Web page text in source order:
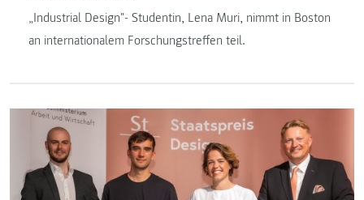
„Industrial Design"- Studentin, Lena Muri, nimmt in Boston
an internationalem Forschungstreffen teil.